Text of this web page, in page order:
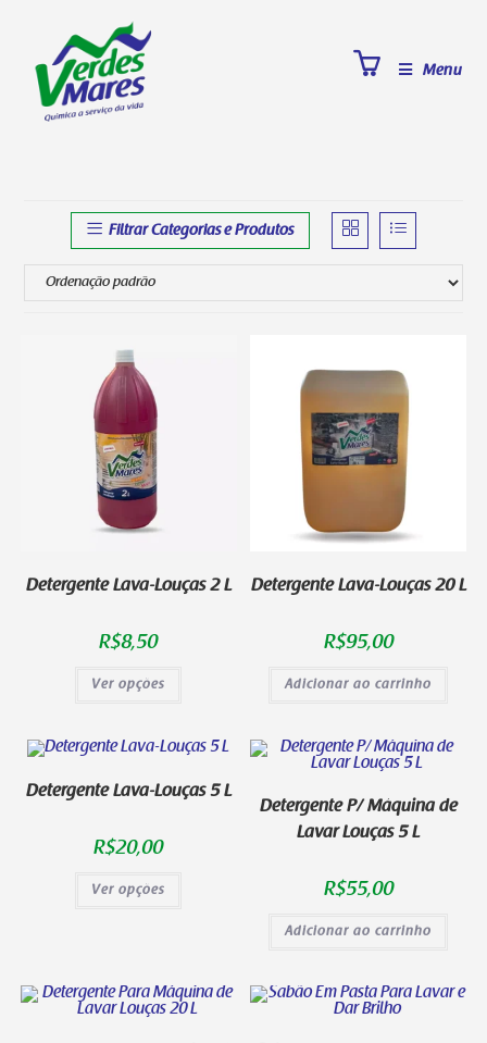
Menu
Filtrar Categorias e Produtos
Detergente Lava-Louças 2 L
R$8,50
Ver opções
Detergente Lava-Louças 20 L
R$95,00
Adicionar ao carrinho
Detergente Lava-Louças 5 L
R$20,00
Ver opções
Detergente P/ Máquina de
Lavar Louças 5 L
R$55,00
Adicionar ao carrinho